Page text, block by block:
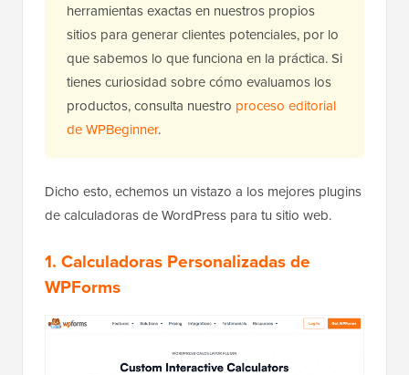
herramientas exactas en nuestros propios
sitios para generar clientes potenciales, por lo
que sabemos lo que funciona en la práctica. Si
tienes curiosidad sobre cómo evaluamos los
productos, consulta nuestro proceso editorial
de WPBeginner.
Dicho esto, echemos un vistazo a los mejores plugins
de calculadoras de WordPress para tu sitio web.
1. Calculadoras Personalizadas de
WPForms